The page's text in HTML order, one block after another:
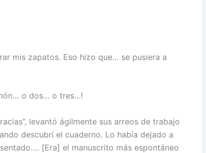
mis zapatos. Eso hizo que… se pusiera a
o dos… o tres…!
levantó ágilmente sus arreos de trabajo
descubrí el cuaderno. Lo había dejado a
[Era] el manuscrito más espontáneo